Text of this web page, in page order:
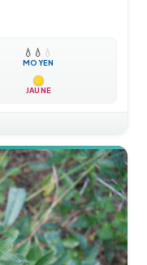
💧 💧 💧
MOYEN
JAUNE